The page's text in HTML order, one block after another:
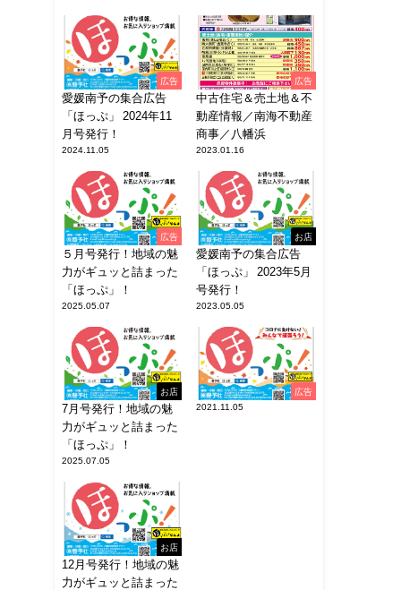
広告
愛媛南予の集合広告
「ほっぷ」 2024年11
月号発行！
2024.11.05
広告
中古住宅＆売土地＆不
動産情報／南海不動産
商事／八幡浜
2023.01.16
広告
５月号発行！地域の魅
力がギュッと詰まった
「ほっぷ」！
2025.05.07
お店
愛媛南予の集合広告
「ほっぷ」 2023年5月
号発行！
2023.05.05
お店
7月号発行！地域の魅
力がギュッと詰まった
「ほっぷ」！
2025.07.05
広告
2021.11.05
お店
12月号発行！地域の魅
力がギュッと詰まった